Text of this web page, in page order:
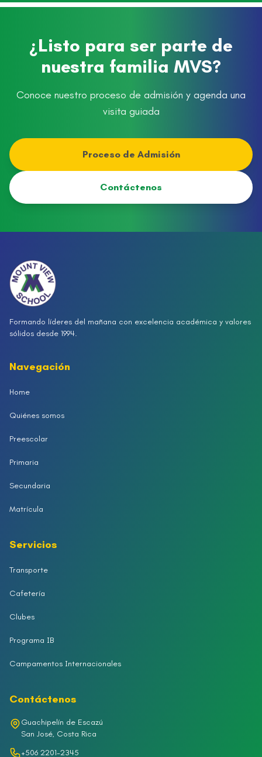
¿Listo para ser parte de
nuestra familia MVS?
Conoce nuestro proceso de admisión y agenda una
visita guiada
Proceso de Admisión
Contáctenos
Formando líderes del mañana con excelencia académica y valores
sólidos desde 1994.
Navegación
Home
Quiénes somos
Preescolar
Primaria
Secundaria
Matrícula
Servicios
Transporte
Cafetería
Clubes
Programa IB
Campamentos Internacionales
Contáctenos
Guachipelín de Escazú
San José, Costa Rica
+506 2201-2345